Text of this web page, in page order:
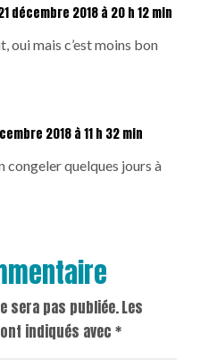
décembre 2018 à 20 h 12 min
oui mais c’est moins bon
2018 à 11 h 32 min
congeler quelques jours à
sera pas publiée.Les
indiqués avec *